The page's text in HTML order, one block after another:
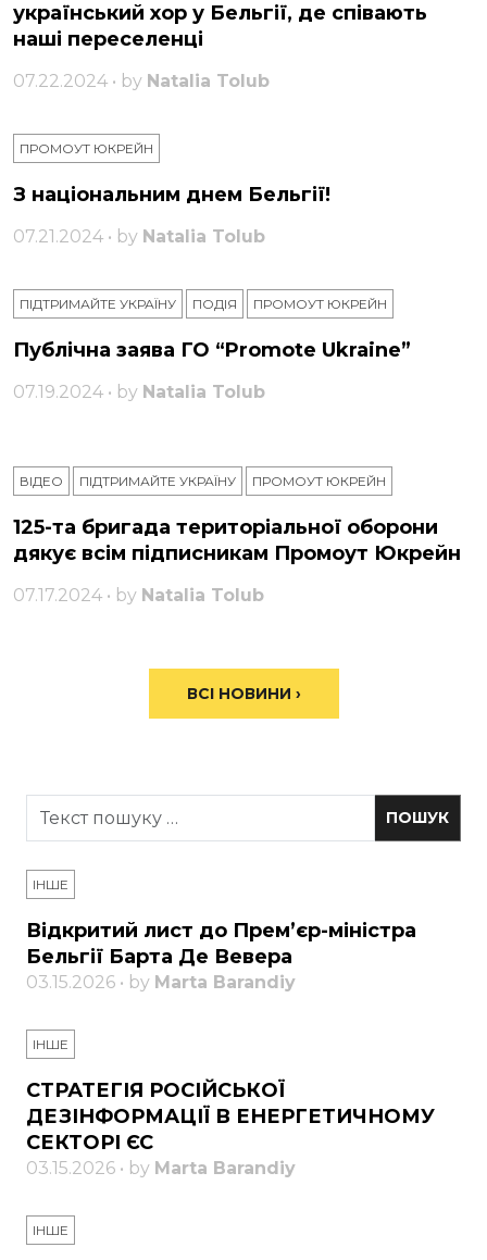
український хор у Бельгії, де співають
наші переселенці
07.22.2024 • by Natalia Tolub
ПРОМОУТ ЮКРЕЙН
З національним днем ​​Бельгії!
07.21.2024 • by Natalia Tolub
ПІДТРИМАЙТЕ УКРАЇНУ ПОДІЯ ПРОМОУТ ЮКРЕЙН
Публічна заява ГО “Promote Ukraine”
07.19.2024 • by Natalia Tolub
ВІДЕО ПІДТРИМАЙТЕ УКРАЇНУ ПРОМОУТ ЮКРЕЙН
125-та бригада територіальної оборони
дякує всім підписникам Промоут Юкрейн
07.17.2024 • by Natalia Tolub
ВСІ НОВИНИ ›
ІНШЕ
Відкритий лист до Прем’єр-міністра
Бельгії Барта Де Вевера
03.15.2026 • by Marta Barandiy
ІНШЕ
СТРАТЕГІЯ РОСІЙСЬКОЇ
ДЕЗІНФОРМАЦІЇ В ЕНЕРГЕТИЧНОМУ
СЕКТОРІ ЄС
03.15.2026 • by Marta Barandiy
ІНШЕ